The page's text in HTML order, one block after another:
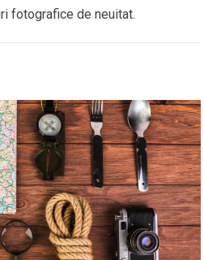
fotografice de neuitat.